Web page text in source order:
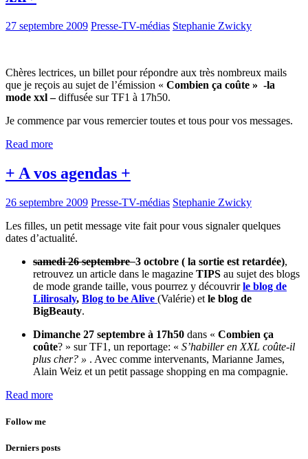
27 septembre 2009 Presse-TV-médias Stephanie Zwicky
Chères lectrices, un billet pour répondre aux très nombreux mails
que je reçois au sujet de l’émission « Combien ça coûte » -la
mode xxl –diffusée sur TF1 à 17h50.
Je commence par vous remercier toutes et tous pour vos messages.
Read more
+ A vos agendas +
26 septembre 2009 Presse-TV-médias Stephanie Zwicky
Les filles, un petit message vite fait pour vous signaler quelques
dates d’actualité.
samedi 26 septembre3 octobre ( la sortie est retardée),
retrouvez un article dans le magazine TIPS au sujet des blogs
de mode grande taille, vous pourrez y découvrirle blog de
Lilirosaly, Blog to be Alive (Valérie) et le blog de
BigBeauty.
Dimanche 27 septembre à 17h50 dans « Combien ça
coûte? » sur TF1, un reportage: « S’habiller en XXL coûte-il
plus cher? » . Avec comme intervenants, Marianne James,
Alain Weiz et un petit passage shopping en ma compagnie.
Read more
Follow me
Derniers posts